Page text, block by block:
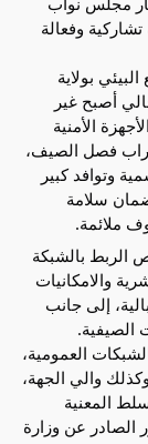
وفعالة
بولاية
أصبح غير
الأمنية
فصل الصيف،
وتوافد كبير
سلامة
ملائمة.
الربط بالشبكة
والامكانيات
إلى جانب
الصيفية.
العمومية،
والي الجهة،
المعنية
الصادر عن وزارة